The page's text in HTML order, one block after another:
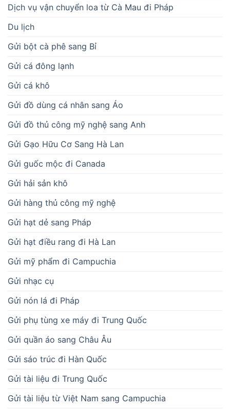
Dịch vụ vận chuyển loa từ Cà Mau đi Pháp
Du lịch
Gửi bột cà phê sang Bỉ
Gửi cá đông lạnh
Gửi cá khô
Gửi đồ dùng cá nhân sang Áo
Gửi đồ thủ công mỹ nghệ sang Anh
Gửi Gạo Hữu Cơ Sang Hà Lan
Gửi guốc mộc đi Canada
Gửi hải sản khô
Gửi hàng thủ công mỹ nghệ
Gửi hạt dẻ sang Pháp
Gửi hạt điều rang đi Hà Lan
Gửi mỹ phẩm đi Campuchia
Gửi nhạc cụ
Gửi nón lá đi Pháp
Gửi phụ tùng xe máy đi Trung Quốc
Gửi quần áo sang Châu Âu
Gửi sáo trúc đi Hàn Quốc
Gửi tài liệu đi Trung Quốc
Gửi tài liệu từ Việt Nam sang Campuchia